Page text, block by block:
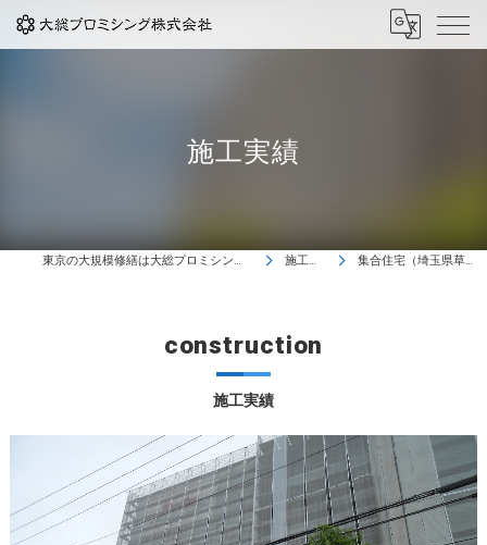
施工実績
東京の大規模修繕は大総プロミシング株式会社 施工実績 集合住宅（埼玉県草加市）
施工実績
construction